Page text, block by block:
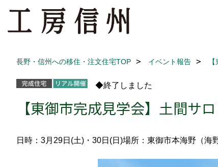
長野・信州への移住・注文住宅TOP イベント報告
◆終了しました
【東御市完成見学会】土間サ
日時：3月29日(土)・30日(日)場所：東御市本海野（海